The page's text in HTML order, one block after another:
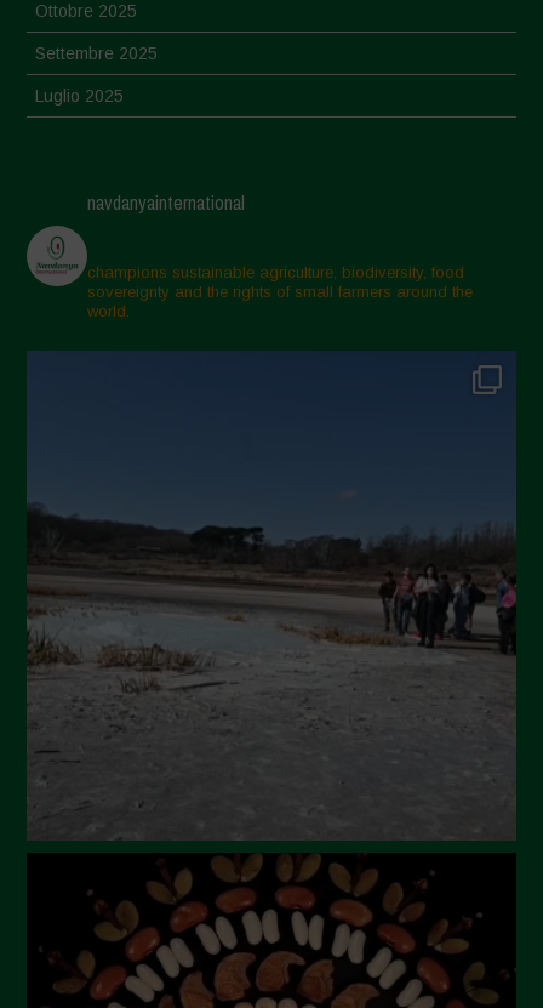
Ottobre 2025
Settembre 2025
Luglio 2025
Aprile 2025
Marzo 2025
Febbraio 2025
Gennaio 2025
Settembre 2024
Luglio 2024
Maggio 2024
Aprile 2024
Marzo 2024
Febbraio 2024
Ottobre 2023
Settembre 2023
Agosto 2023
navdanyainternational
champions sustainable agriculture, biodiversity, food
sovereignty and the rights of small farmers around the
world.